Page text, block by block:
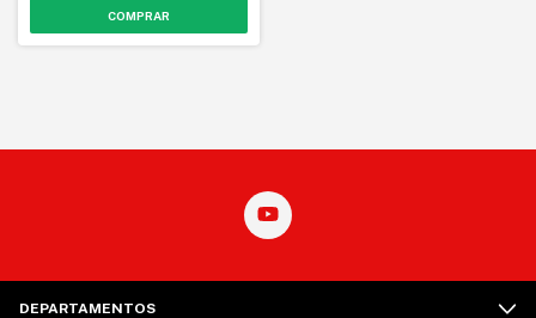
DEPARTAMENTOS